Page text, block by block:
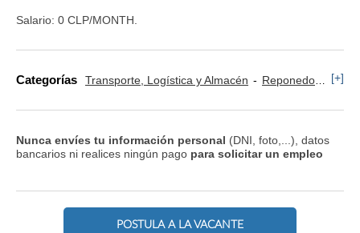
Salario: 0 CLP/MONTH.
Categorías Transporte, Logística y Almacén Reponedor y Cajero [+]
Nunca envíes tu información personal (DNI, foto,...), datos
bancarios ni realices ningún pago para solicitar un empleo
POSTULA A LA VACANTE